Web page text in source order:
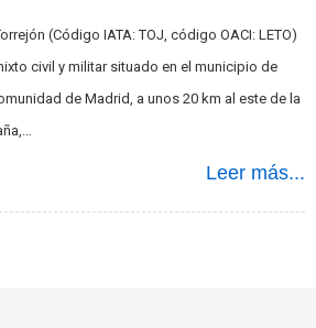
(Código IATA: TOJ, código OACI: LETO)
civil y militar situado en el municipio de
de Madrid, a unos 20 km al este de la
Leer más...